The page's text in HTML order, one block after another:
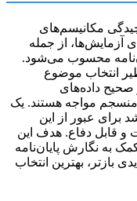
مکانیسم‌های
آزمایش‌ها، از جمله
محسوب می‌شود.
انتخاب موضوع
صحیح داده‌های
مواجه هستند. یک
برای عبور از این
و قابل دفاع. هدف این
زمینه کمک به نگارش پایان‌نامه
بازتر، بهترین انتخاب